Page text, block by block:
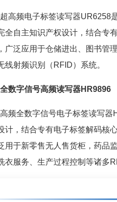
频电子标签读写器UR6258是
全自主知识产权设计，结合专
广泛应用于仓储进出、图书管
线射频识别（RFID）系统。
数字信号高频读写器HR9896
全数字信号电子标签读写器
计，结合专有电子标签解码核
用于新零售无人售货柜，药品
衣服务、生产过程控制等诸多